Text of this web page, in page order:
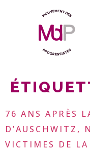
76 ANS APRÈS
D’AUSCHWITZ,
VICTIMES DE